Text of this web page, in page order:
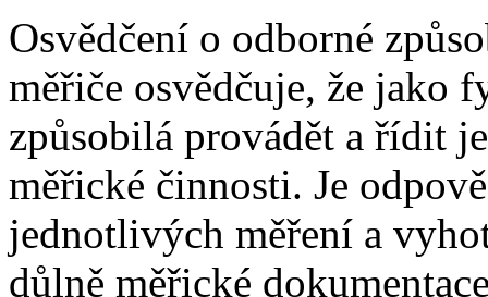
Osvědčení o odborné
měřiče osvědčuje, že jako
způsobilá provádět a řídit
měřické činnosti. Je
jednotlivých měření a
důlně měřické